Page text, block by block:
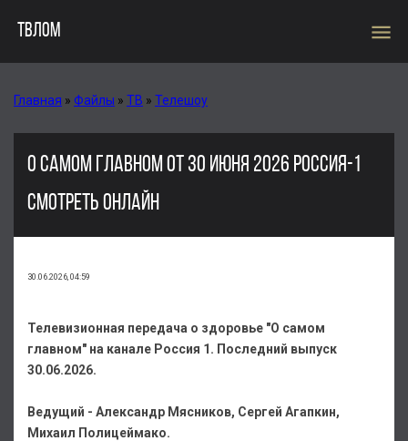
ТВЛОМ menu
Главная » Файлы » ТВ » Телешоу
О САМОМ ГЛАВНОМ ОТ 30 ИЮНЯ 2026 РОССИЯ-1
СМОТРЕТЬ ОНЛАЙН
30.06.2026, 04:59
Телевизионная передача о здоровье "О самом
главном" на канале Россия 1. Последний выпуск
30.06.2026.
Ведущий - Александр Мясников, Сергей Агапкин,
Михаил Полицеймако.